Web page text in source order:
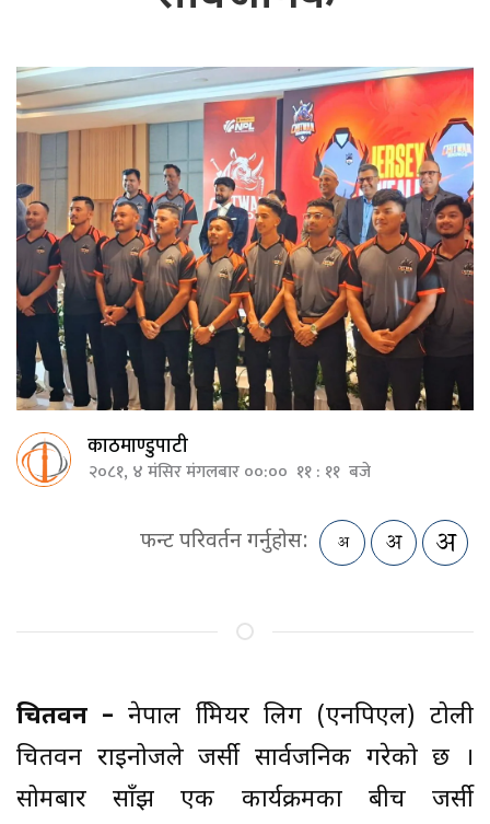
काठमाण्डुपाटी
२०८१, ४ मंसिर मंगलबार ००:०० ११ : ११ बजे
फन्ट परिवर्तन गर्नुहोस:
चितवन – नेपाल प्रिमियर लिग (एनपिएल) टोली
चितवन राइनोजले जर्सी सार्वजनिक गरेको छ ।
सोमबार साँझ एक कार्यक्रमका बीच जर्सी